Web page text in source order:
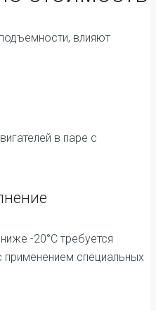
влияют
в паре с
-20°C требуется
специальных